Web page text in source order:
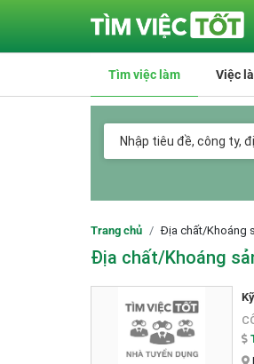
Tìm việc làm Việc
Trang chủ Địa chất/Khoáng
Địa chất/Khoáng